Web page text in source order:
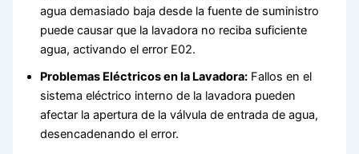
agua demasiado baja desde la fuente de suministro
puede causar que la lavadora no reciba suficiente
agua, activando el error E02.
Problemas Eléctricos en la Lavadora: Fallos en el
sistema eléctrico interno de la lavadora pueden
afectar la apertura de la válvula de entrada de agua,
desencadenando el error.